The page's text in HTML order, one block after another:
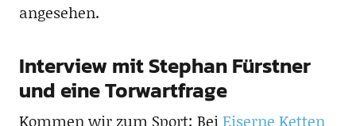
angesehen.
Interview mit Stephan Fürstner
und eine Torwartfrage
Kommen wir zum Sport: BeiEiserne Ketten